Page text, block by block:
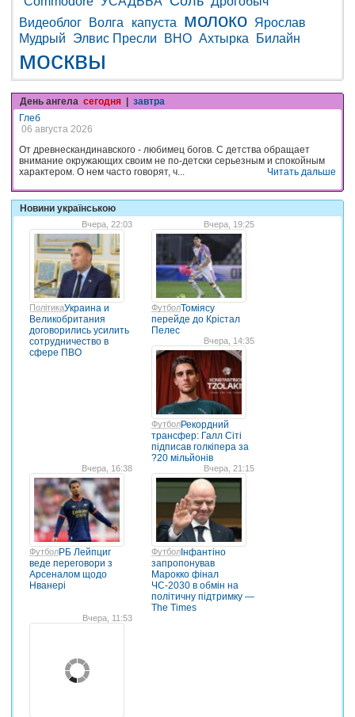
Видеоблог
Волга капуста молоко Ярослав
Мудрый
Элвис Пресли ВНО Ахтырка Билайн
москвы
День ангела сегодня | завтра
Глеб
06 августа 2026
От древнескандинавского - любимец богов. С детства обращает
внимание окружающих своим не по-детски серьезным и спокойным
характером. О нем часто говорят, ч...
Читать дальше
Новини українською
Вчера, 22:03
ПолітикаУкраина и
Великобритания
договорились усилить
сотрудничество в
сфере ПВО
Вчера, 19:25
ФутболТоміясу
перейде до Крістал
Пелес
Вчера, 14:35
ФутболРекордний
трансфер: Галл Сіті
підписав голкіпера за
?20 мільйонів
Вчера, 16:38
ФутболРБ Лейпциг
веде переговори з
Арсеналом щодо
Нванері
Вчера, 21:15
Футбол Інфантіно
запропонував
Марокко фінал
ЧС-2030 в обмін на
політичну підтримку —
The Times
Вчера, 11:53